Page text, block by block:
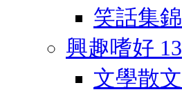
笑話集錦
興趣嗜好 13
文學散文